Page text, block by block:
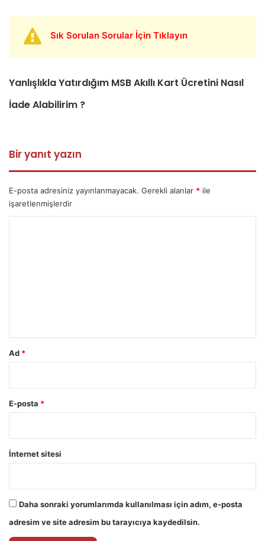
Sık Sorulan Sorular İçin Tıklayın
Yanlışlıkla Yatırdığım MSB Akıllı Kart Ücretini Nasıl
İade Alabilirim ?
Bir yanıt yazın
E-posta adresiniz yayınlanmayacak. Gerekli alanlar * ile
işaretlenmişlerdir
Ad *
E-posta *
İnternet sitesi
Daha sonraki yorumlarımda kullanılması için adım, e-posta
adresim ve site adresim bu tarayıcıya kaydedilsin.